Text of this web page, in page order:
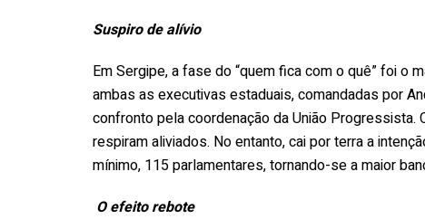
Suspiro de alívio
Em Sergipe, a fase do “quem fica com o quê” foi o
ambas as executivas estaduais, comandadas por
confronto pela coordenação da União
respiram aliviados. No entanto, cai por terra a
mínimo, 115 parlamentares, tornando-se a maior
O efeito rebote